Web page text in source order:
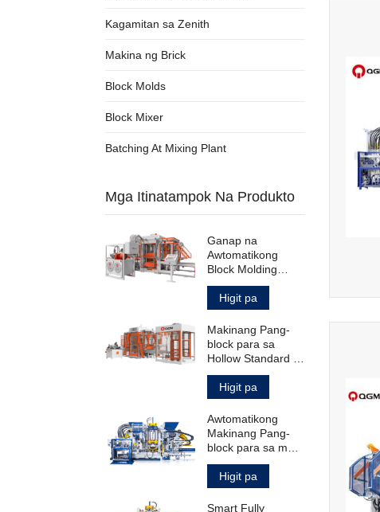
Kagamitan sa Zenith
Makina ng Brick
Block Molds
Block Mixer
Batching At Mixing Plant
Mga Itinatampok Na Produkto
Ganap na
Awtomatikong
Block Molding
Machine para sa
Hollow Standard
Paving Block
Higit pa
Makinang Pang-
block para sa
Hollow Standard at
Paving Blocks
Higit pa
Awtomatikong
Makinang Pang-
block para sa mga
Hollow Solid
Paving Block at
Curbstone
Higit pa
Smart Fully